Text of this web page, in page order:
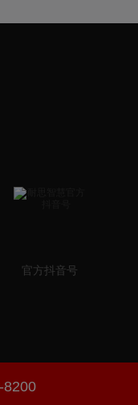
官方抖音号
8200